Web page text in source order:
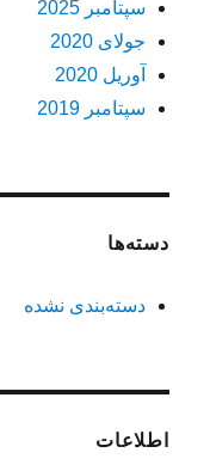
سپتامبر 2025
جولای 2020
آوریل 2020
سپتامبر 2019
دسته‌ها
دسته‌بندی نشده
اطلاعات